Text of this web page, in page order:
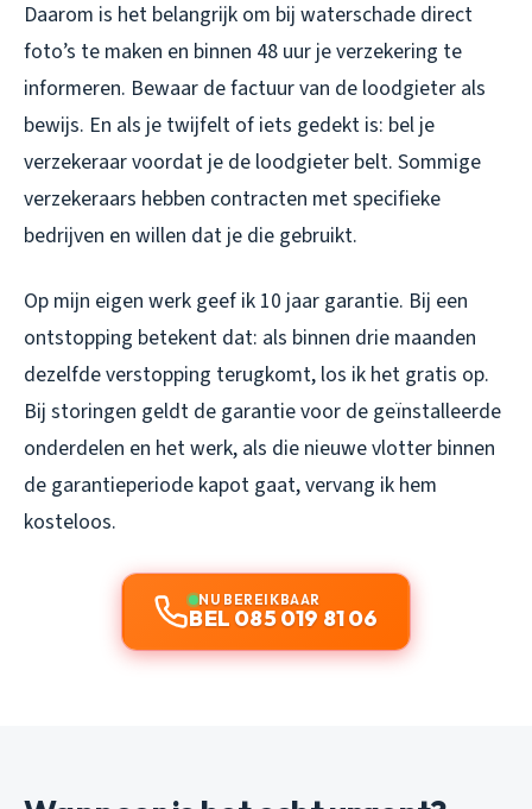
Daarom is het belangrijk om bij waterschade direct
foto’s te maken en binnen 48 uur je verzekering te
informeren. Bewaar de factuur van de loodgieter als
bewijs. En als je twijfelt of iets gedekt is: bel je
verzekeraarvoordat je de loodgieter belt. Sommige
verzekeraars hebben contracten met specifieke
bedrijven en willen dat je die gebruikt.
Op mijn eigen werk geef ik 10 jaar garantie. Bij een
ontstopping betekent dat: als binnen drie maanden
dezelfde verstopping terugkomt, los ik het gratis op.
Bij storingen geldt de garantie voor de geïnstalleerde
onderdelen en het werk, als die nieuwe vlotter binnen
de garantieperiode kapot gaat, vervang ik hem
kosteloos.
NU BEREIKBAAR
BEL 085 019 81 06